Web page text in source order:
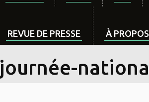
REVUE DE PRESSE À PROPOS
journée-